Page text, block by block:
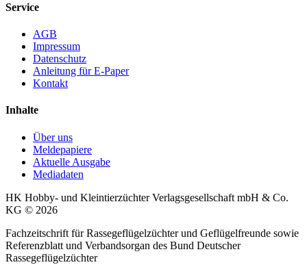
Service
AGB
Impressum
Datenschutz
Anleitung für E-Paper
Kontakt
Inhalte
Über uns
Meldepapiere
Aktuelle Ausgabe
Mediadaten
HK Hobby- und Kleintierzüchter Verlagsgesellschaft mbH & Co.
KG © 2026
Fachzeitschrift für Rassegeflügelzüchter und Geflügelfreunde sowie
Referenzblatt und Verbandsorgan des Bund Deutscher
Rassegeflügelzüchter